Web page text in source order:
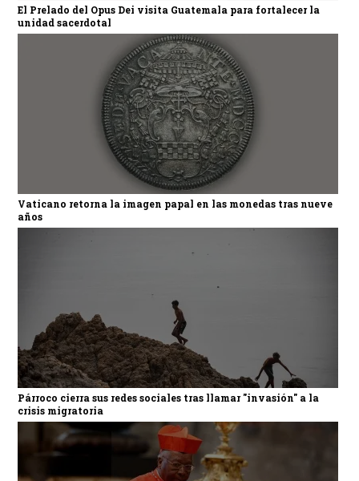
El Prelado del Opus Dei visita Guatemala para fortalecer la
unidad sacerdotal
Vaticano retorna la imagen papal en las monedas tras nueve
años
Párroco cierra sus redes sociales tras llamar "invasión" a la
crisis migratoria